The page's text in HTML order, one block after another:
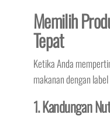
Memilih
Tepat
Ketika Anda
makanan dengan
1. Kandungan